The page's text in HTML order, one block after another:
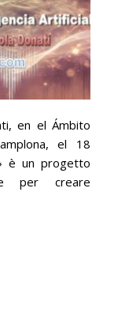
en el Ámbito
el 18
è un progetto
per creare